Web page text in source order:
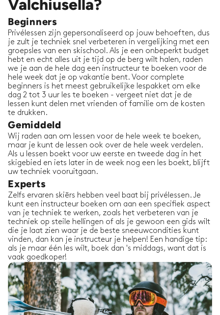
Valchiusella?
Beginners
Privélessen zijn gepersonaliseerd op jouw behoeften, dus
je zult je techniek snel verbeteren in vergelijking met een
groepsles van een skischool. Als je een onbeperkt budget
hebt en echt alles uit je tijd op de berg wilt halen, raden
we je aan de hele dag een instructeur te boeken voor de
hele week dat je op vakantie bent. Voor complete
beginners is het meest gebruikelijke lespakket om elke
dag 2 tot 3 uur les te boeken - vergeet niet dat je de
lessen kunt delen met vrienden of familie om de kosten
te drukken.
Gemiddeld
Wij raden aan om lessen voor de hele week te boeken,
maar je kunt de lessen ook over de hele week verdelen.
Als u lessen boekt voor uw eerste en tweede dag in het
skigebied en iets later in de week nog een les boekt, blijft
uw techniek vooruitgaan.
Experts
Zelfs ervaren skiërs hebben veel baat bij privélessen. Je
kunt een instructeur boeken om aan een specifiek aspect
van je techniek te werken, zoals het verbeteren van je
techniek op steile hellingen of als je gewoon een gids wilt
die je laat zien waar je de beste sneeuwcondities kunt
vinden, dan kan je instructeur je helpen! Een handige tip:
als je maar één les wilt, boek dan 's middags, want dat is
vaak goedkoper!